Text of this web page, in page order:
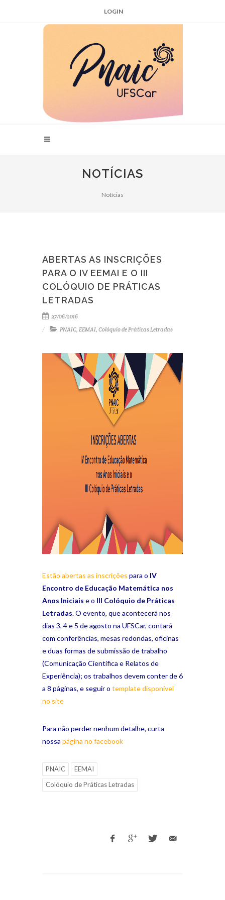
LOGIN
NOTÍCIAS
Notícias
ABERTAS AS INSCRIÇÕES
PARA O IV EEMAI E O III
COLÓQUIO DE PRÁTICAS
LETRADAS
27/06/2016
PNAIC, EEMAI, Colóquio de Práticas Letradas
Estão abertas as inscrições para o IV
Encontro de Educação Matemática nos
Anos Iniciais e o III Colóquio de Práticas
Letradas. O evento, que acontecerá nos
dias 3, 4 e 5 de agosto na UFSCar, contará
com conferências, mesas redondas, oficinas
e duas formas de submissão de trabalho
(Comunicação Científica e Relatos de
Experiência); os trabalhos devem conter de 6
a 8 páginas, e seguir o template disponível
no site
Para não perder nenhum detalhe, curta
nossa página no facebook
PNAIC
EEMAI
Colóquio de Práticas Letradas